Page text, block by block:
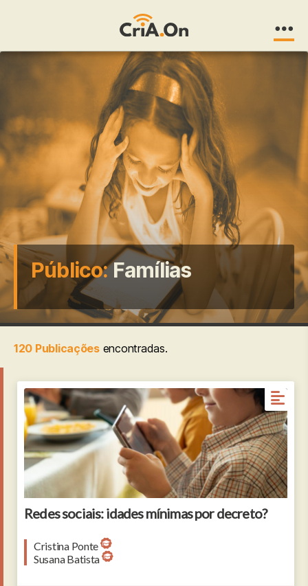
Público:Famílias
120 Publicaçõesencontradas.
Redes sociais: idades mínimas por decreto?
Cristina Ponte
Susana Batista